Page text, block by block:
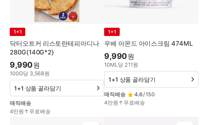
닥터오트커 리스토란테피아디나
280G(140G*2)
1+1
9,990원
100G당 3,568원
매직배송
4만원↑무료배송
1+1 상품 골라담기
우베 아몬드 아이스크림 474ML
1+1
9,990원
10ML당 211원
매직배송 4.6/150
4만원↑무료배송
1+1 상품 골라담기